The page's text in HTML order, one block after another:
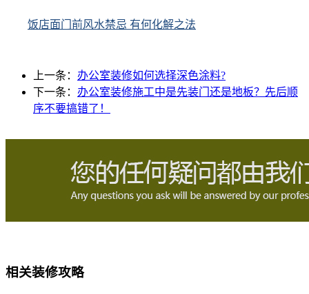
饭店面门前风水禁忌 有何化解之法
上一条： 办公室装修如何选择深色涂料?
下一条： 办公室装修施工中是先装门还是地板？先后顺
序不要搞错了！
相关装修攻略